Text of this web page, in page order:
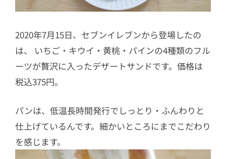
2020年7月15日、セブンイレブンから登場したの
は、 いちご・キウイ・黄桃・パインの4種類のフル
ーツが贅沢に入ったデザートサンドです。価格は
税込375円。
パンは、低温長時間発行でしっとり・ふんわりと
仕上げているんです。細かいところにまでこだわり
を感じます。